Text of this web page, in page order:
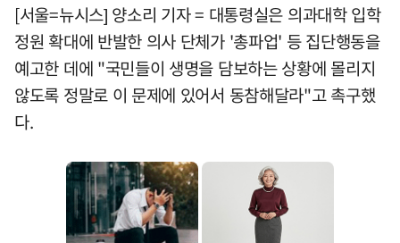
[서울=뉴시스] 양소리 기자 = 대통령실은 의과대학 입학
정원 확대에 반발한 의사 단체가 '총파업' 등 집단행동을
예고한 데에 "국민들이 생명을 담보하는 상황에 몰리지
않도록 정말로 이 문제에 있어서 동참해달라"고 촉구했
다.